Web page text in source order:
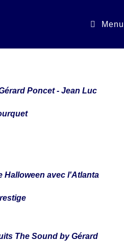
Menu
Poncet - Jean Luc
Halloween avec l'Atlanta
The Sound by Gérard